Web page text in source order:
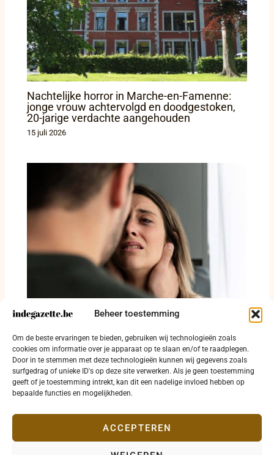
Beheer toestemming
Om de beste ervaringen te bieden, gebruiken wij technologieën zoals
cookies om informatie over je apparaat op te slaan en/of te raadplegen.
Door in te stemmen met deze technologieën kunnen wij gegevens zoals
surfgedrag of unieke ID's op deze site verwerken. Als je geen toestemming
geeft of je toestemming intrekt, kan dit een nadelige invloed hebben op
bepaalde functies en mogelijkheden.
ACCEPTEREN
Nachtelijke horror in Marche-en-Famenne:
jonge vrouw achtervolgd en doodgestoken,
20-jarige verdachte aangehouden
15 juli 2026
Rapport beschrijft misdrijven door
groomingbendes tegen kwetsbare meisjes in
het Verenigd Koninkrijk
17 juni 2026